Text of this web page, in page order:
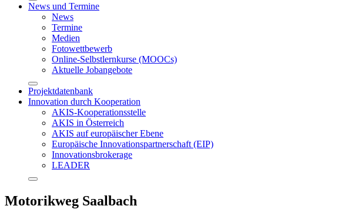
News und Termine
News
Termine
Medien
Fotowettbewerb
Online-Selbstlernkurse (MOOCs)
Aktuelle Jobangebote
Projektdatenbank
Innovation durch Kooperation
AKIS-Kooperationsstelle
AKIS in Österreich
AKIS auf europäischer Ebene
Europäische Innovationspartnerschaft (EIP)
Innovationsbrokerage
LEADER
Motorikweg Saalbach